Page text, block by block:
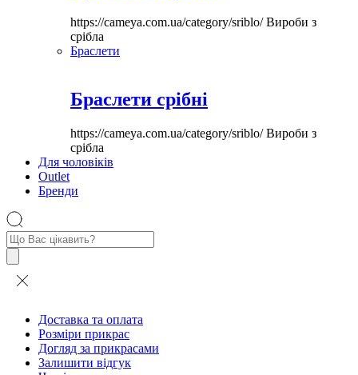
https://cameya.com.ua/category/sriblo/Вироби з
срібла
Браслети
Браслети срібні
https://cameya.com.ua/category/sriblo/Вироби з
срібла
Для чоловіків
Outlet
Бренди
Пошук
товарів
Доставка та оплата
Розміри прикрас
Догляд за прикрасами
Залишити відгук